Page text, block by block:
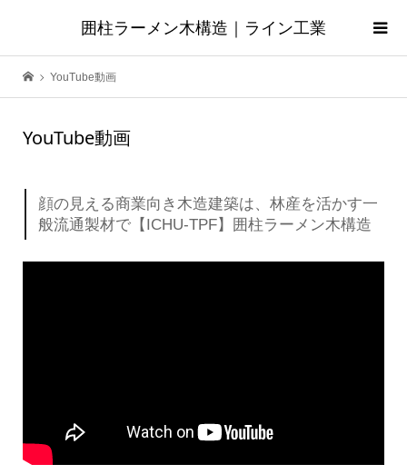
囲柱ラーメン木構造｜ライン工業
YouTube動画
YouTube動画
顔の見える商業向き木造建築は、林産を活かす一
般流通製材で【ICHU-TPF】囲柱ラーメン木構造